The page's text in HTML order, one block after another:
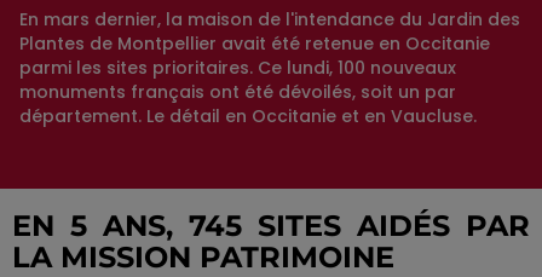
En mars dernier, la maison de l'intendance du Jardin des
Plantes de Montpellier avait été retenue en Occitanie
parmi les sites prioritaires. Ce lundi, 100 nouveaux
monuments français ont été dévoilés, soit un par
département. Le détail en Occitanie et en Vaucluse.
EN 5 ANS, 745 SITES AIDÉS PAR
LA MISSION PATRIMOINE